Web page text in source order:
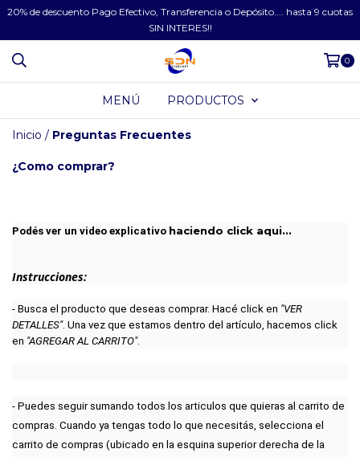
20% de descuento Pago Efectivo, Transferencia o Depósito.... hasta 9 cuotas
SIN INTERES!!
0
MENÚ PRODUCTOS
Inicio / Preguntas Frecuentes
¿Como comprar?
Podés ver un video explicativo haciendo click aqui...
Instrucciones:
- Busca el producto que deseas comprar. Hacé click en "VER
DETALLES". Una vez que estamos dentro del artículo, hacemos click
en "AGREGAR AL CARRITO".
- Puedes seguir sumando todos los articulos que quieras al carrito de
compras. Cuando ya tengas todo lo que necesitás, selecciona el
carrito de compras (ubicado en la esquina superior derecha de la